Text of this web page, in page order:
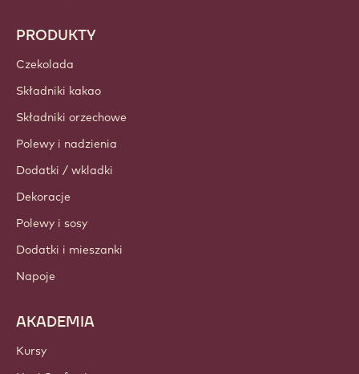
PRODUKTY
Czekolada
Składniki kakao
Składniki orzechowe
Polewy i nadzienia
Dodatki / wkladki
Dekoracje
Polewy i sosy
Dodatki i mieszanki
Napoje
AKADEMIA
Kursy